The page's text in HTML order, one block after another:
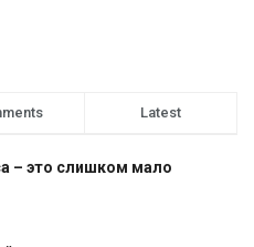
Latest
– это слишком мало